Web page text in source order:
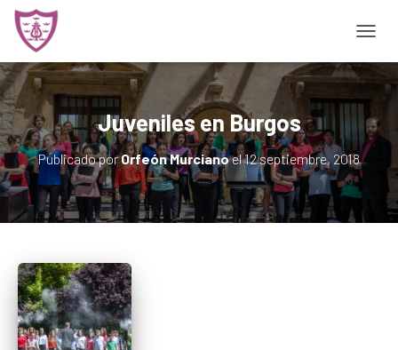
Juveniles en Burgos
Publicado porOrfeón Murcianoel12 septiembre, 2018